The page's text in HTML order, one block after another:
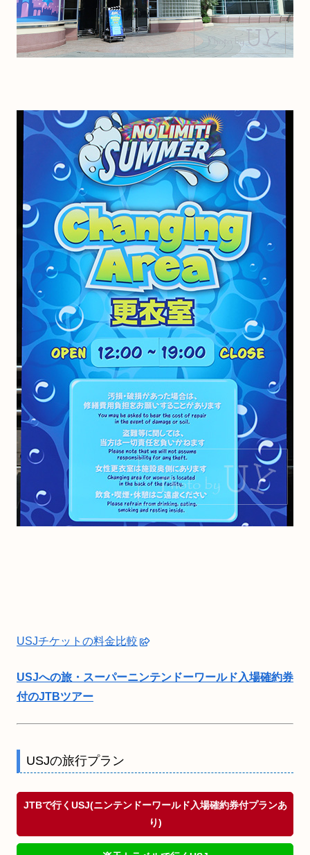
USJチケットの料金比較
USJへの旅・スーパーニンテンドーワールド入場確約券
付のJTBツアー
USJの旅行プラン
JTBで行くUSJ(ニンテンドーワールド入場確約券付プランあ
り)